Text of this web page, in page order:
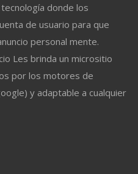
donde los
de usuario para que
personal mente.
Les brinda un micrositio
por los motores de
y adaptable a cualquier